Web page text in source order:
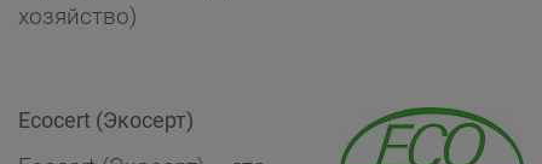
хозяйство)
Ecocert (Экосерт)